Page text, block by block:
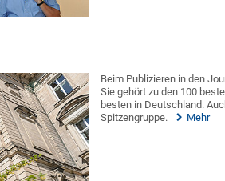
Beim Publizieren in den
Sie gehört zu den 100
besten in Deutschland.
Spitzengruppe.
Mehr